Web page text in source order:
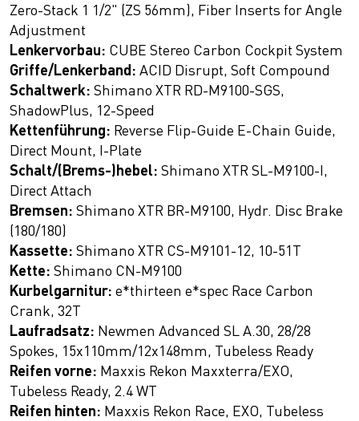
Zero-Stack 1 1/2" (ZS 56mm), Fiber Inserts for Angle
Adjustment
Lenkervorbau: CUBE Stereo Carbon Cockpit System
Griffe/Lenkerband: ACID Disrupt, Soft Compound
Schaltwerk: Shimano XTR RD-M9100-SGS,
ShadowPlus, 12-Speed
Kettenführung: Reverse Flip-Guide E-Chain Guide,
Direct Mount, I-Plate
Schalt/(Brems-)hebel: Shimano XTR SL-M9100-I,
Direct Attach
Bremsen: Shimano XTR BR-M9100, Hydr. Disc Brake
(180/180)
Kassette: Shimano XTR CS-M9101-12, 10-51T
Kette: Shimano CN-M9100
Kurbelgarnitur: e*thirteen e*spec Race Carbon
Crank, 32T
Laufradsatz: Newmen Advanced SL A.30, 28/28
Spokes, 15x110mm/12x148mm, Tubeless Ready
Reifen vorne: Maxxis Rekon Maxxterra/EXO,
Tubeless Ready, 2.4 WT
Reifen hinten: Maxxis Rekon Race, EXO, Tubeless